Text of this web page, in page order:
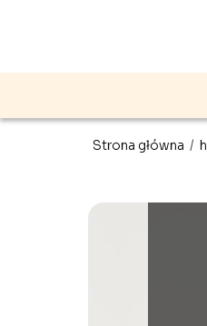
Strona główna /